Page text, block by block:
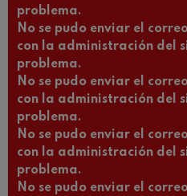
problema.
No se pudo enviar el
con la administración del
problema.
No se pudo enviar el
con la administración del
problema.
No se pudo enviar el
con la administración del
problema.
No se pudo enviar el